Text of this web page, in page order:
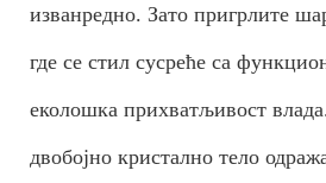
изванредно. Зато пригрлите
где се стил сусреће са
еколошка прихватљивост
двобојно кристално тело